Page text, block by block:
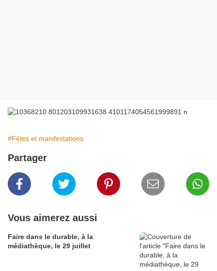
#Fêtes et manifestations
Partager
Vous aimerez aussi
Faire dans le durable, à la
médiathèque, le 29 juillet